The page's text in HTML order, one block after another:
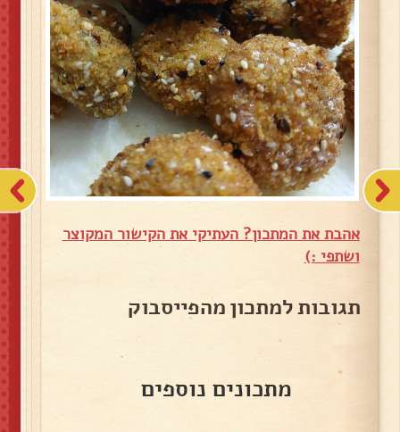
אהבת את המתכון? העתיקי את הקישור המקוצר
ושתפי :)
תגובות למתכון מהפייסבוק
מתכונים נוספים